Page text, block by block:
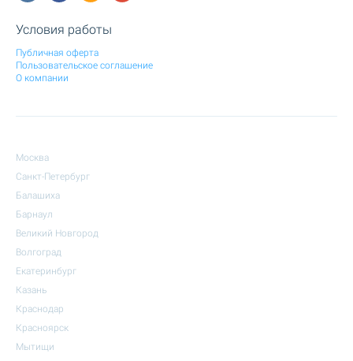
Условия работы
Публичная оферта
Пользовательское соглашение
О компании
Москва
Санкт-Петербург
Балашиха
Барнаул
Великий Новгород
Волгоград
Екатеринбург
Казань
Краснодар
Красноярск
Мытищи